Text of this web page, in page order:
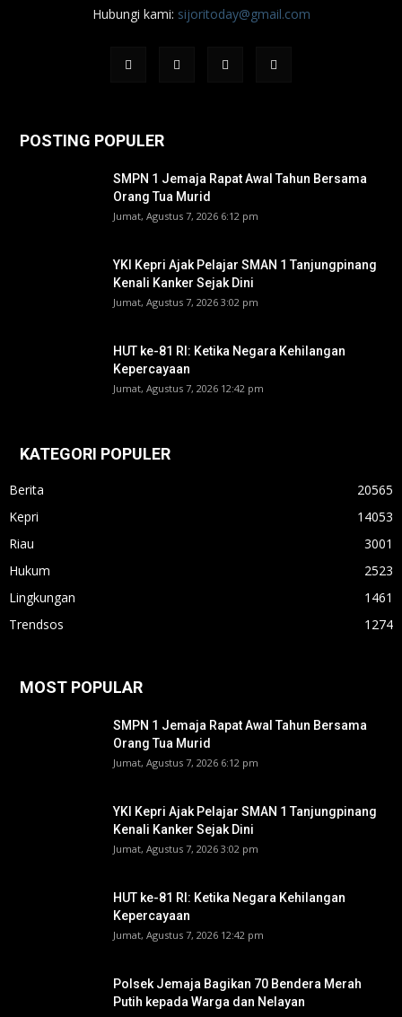
Hubungi kami: sijoritoday@gmail.com
POSTING POPULER
SMPN 1 Jemaja Rapat Awal Tahun Bersama
Orang Tua Murid ‎
Jumat, Agustus 7, 2026 6:12 pm
YKI Kepri Ajak Pelajar SMAN 1 Tanjungpinang
Kenali Kanker Sejak Dini
Jumat, Agustus 7, 2026 3:02 pm
HUT ke-81 RI: Ketika Negara Kehilangan
Kepercayaan
Jumat, Agustus 7, 2026 12:42 pm
KATEGORI POPULER
Berita
20565
Kepri
14053
Riau
3001
Hukum
2523
Lingkungan
1461
Trendsos
1274
MOST POPULAR
SMPN 1 Jemaja Rapat Awal Tahun Bersama
Orang Tua Murid ‎
Jumat, Agustus 7, 2026 6:12 pm
YKI Kepri Ajak Pelajar SMAN 1 Tanjungpinang
Kenali Kanker Sejak Dini
Jumat, Agustus 7, 2026 3:02 pm
HUT ke-81 RI: Ketika Negara Kehilangan
Kepercayaan
Jumat, Agustus 7, 2026 12:42 pm
Polsek Jemaja Bagikan 70 Bendera Merah
Putih kepada Warga dan Nelayan